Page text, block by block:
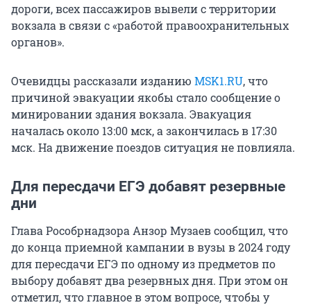
дороги, всех пассажиров вывели с территории
вокзала в связи с «работой правоохранительных
органов».
Очевидцы рассказали изданию MSK1.RU, что
причиной эвакуации якобы стало сообщение о
минировании здания вокзала. Эвакуация
началась около 13:00 мск, а закончилась в 17:30
мск. На движение поездов ситуация не повлияла.
Для пересдачи ЕГЭ добавят резервные
дни
Глава Рособрнадзора Анзор Музаев сообщил, что
до конца приемной кампании в вузы в 2024 году
для пересдачи ЕГЭ по одному из предметов по
выбору добавят два резервных дня. При этом он
отметил, что главное в этом вопросе, чтобы у